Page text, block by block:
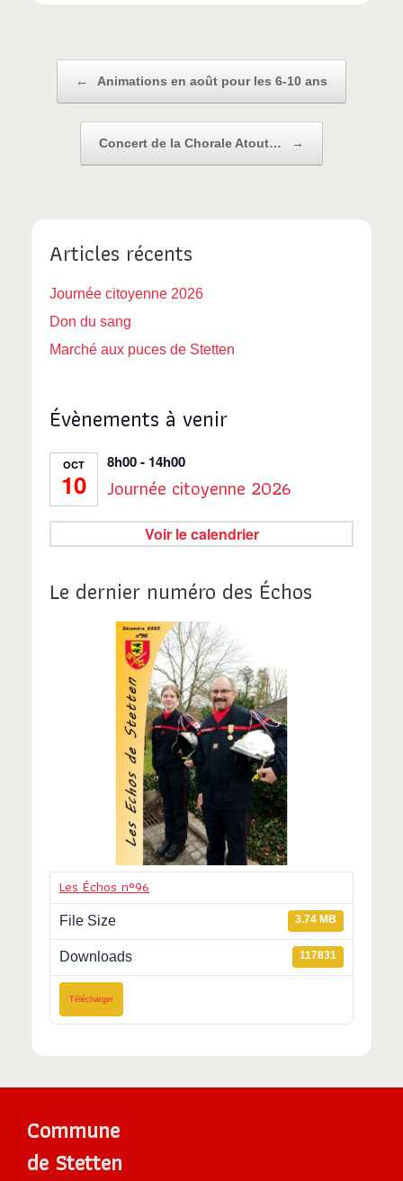
← Animations en août pour les 6-10 ans
Concert de la Chorale Atout… →
Articles récents
Journée citoyenne 2026
Don du sang
Marché aux puces de Stetten
Évènements à venir
OCT
10
8h00- 14h00
Journée citoyenne 2026
Voir le calendrier
Le dernier numéro des Échos
Les Échos n°96
File Size 3.74 MB
Downloads 117831
Télécharger
Commune
de Stetten